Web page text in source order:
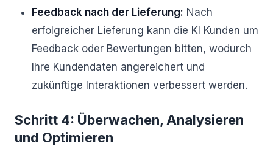
Feedback nach der Lieferung: Nach
erfolgreicher Lieferung kann die KI Kunden um
Feedback oder Bewertungen bitten, wodurch
Ihre Kundendaten angereichert und
zukünftige Interaktionen verbessert werden.
Schritt 4: Überwachen, Analysieren
und Optimieren